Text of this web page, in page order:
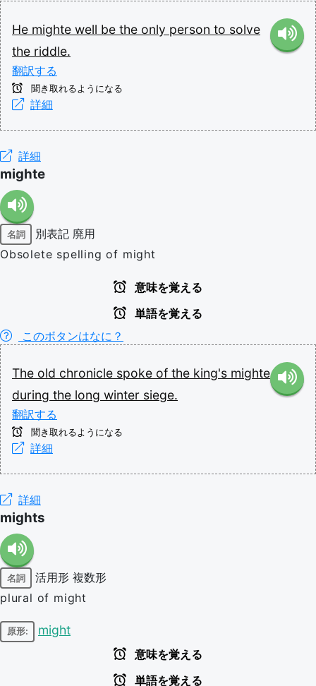
He mighte well be the only person to solve
the riddle.
翻訳する
聞き取れるようになる
詳細
詳細
mighte
名詞 別表記 廃用
Obsolete spelling of might
意味を覚える
単語を覚える
このボタンはなに？
The old chronicle spoke of the king's mighte
during the long winter siege.
翻訳する
聞き取れるようになる
詳細
詳細
mights
名詞 活用形 複数形
plural of might
原形: might
意味を覚える
単語を覚える